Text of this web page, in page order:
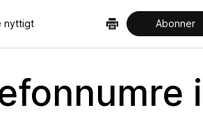
nyttigt Abonner
i